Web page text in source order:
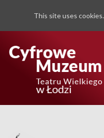
This site uses cookies.